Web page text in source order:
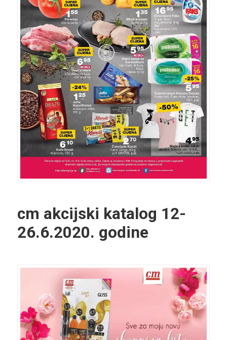
cm akcijski katalog 12-
26.6.2020. godine